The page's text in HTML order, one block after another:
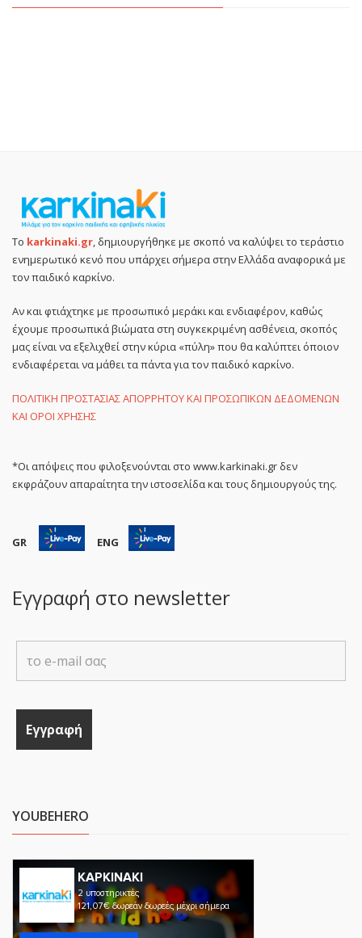
Το karkinaki.gr, δημιουργήθηκε με σκοπό να καλύψει το τεράστιο
ενημερωτικό κενό που υπάρχει σήμερα στην Ελλάδα αναφορικά με
τον παιδικό καρκίνο.
Αν και φτιάχτηκε με προσωπικό μεράκι και ενδιαφέρον, καθώς
έχουμε προσωπικά βιώματα στη συγκεκριμένη ασθένεια, σκοπός
μας είναι να εξελιχθεί στην κύρια «πύλη» που θα καλύπτει όποιον
ενδιαφέρεται να μάθει τα πάντα για τον παιδικό καρκίνο.
ΠΟΛΙΤΙΚΗ ΠΡΟΣΤΑΣΙΑΣ ΑΠΟΡΡΗΤΟΥ ΚΑΙ ΠΡΟΣΩΠΙΚΩΝ ΔΕΔΟΜΕΝΩΝ
ΚΑΙ ΟΡΟΙ ΧΡΗΣΗΣ
*Οι απόψεις που φιλοξενούνται στο www.karkinaki.gr δεν
εκφράζουν απαραίτητα την ιστοσελίδα και τους δημιουργούς της.
GR ENG
Εγγραφή στο newsletter
YOUBEHERO